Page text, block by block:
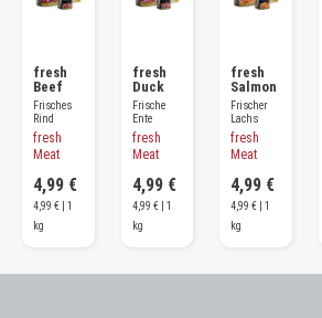
fresh
Beef
Frisches
Rind
fresh
Meat
4,99 €
4,99 € | 1
kg
fresh
Duck
Frische
Ente
fresh
Meat
4,99 €
4,99 € | 1
kg
fresh
Salmon
Frischer
Lachs
fresh
Meat
4,99 €
4,99 € | 1
kg